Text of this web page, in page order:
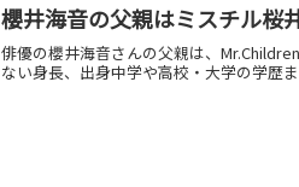
櫻井海音の父親はミスチル桜
俳優の櫻井海音さんの父親は、
ない身長、出身中学や高校・大学の学歴